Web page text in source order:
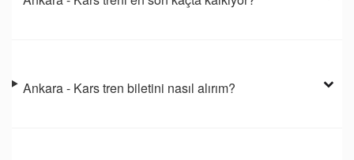
Ankara - Kars tren biletini nasıl alırım?